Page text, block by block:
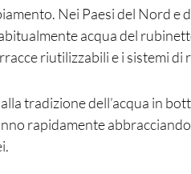
Nei Paesi del Nord
acqua del
riutilizzabili e i sistemi
tradizione dell’acqua in
rapidamente